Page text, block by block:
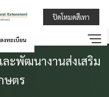
กรมส่งเสริมกา
งทะเบียน
ะพัฒนางานส่งเสริม
ษตร
ปิดโหมดสีเทา